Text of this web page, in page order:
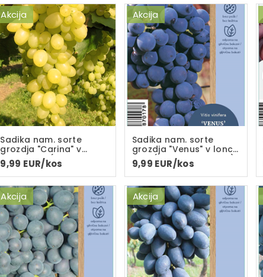
Sadika nam. sorte
grozdja "Carina" v
loncu C-2L(dvoletna
sadika)
9,99 EUR/kos
Akcija
Sadika nam. sorte
grozdja "Venus" v loncu
C-2L(dveletna sadika)
9,99 EUR/kos
Akcija
Akcija Akcija